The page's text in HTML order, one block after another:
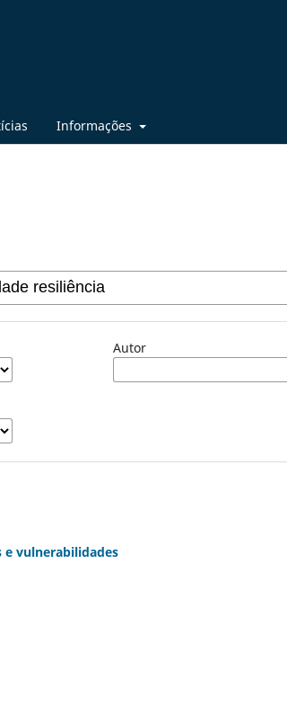
Informações
Autor
e vulnerabilidades